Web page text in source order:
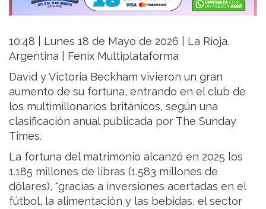
10:48 | Lunes 18 de Mayo de 2026 | La Rioja,
Argentina | Fenix Multiplataforma
David y Victoria Beckham vivieron un gran
aumento de su fortuna, entrando en el club de
los multimillonarios británicos, según una
clasificación anual publicada por The Sunday
Times.
La fortuna del matrimonio alcanzó en 2025 los
1.185 millones de libras (1.583 millones de
dólares), “gracias a inversiones acertadas en el
fútbol, la alimentación y las bebidas, el sector